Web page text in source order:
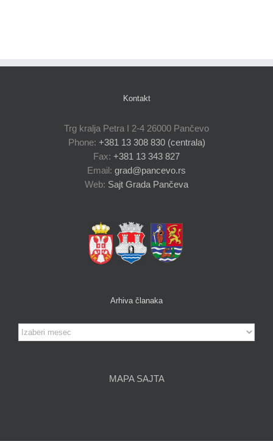
Kontakt
Trg kralja Petra I 2-4 26000 Pančevo
Phone: +381 13 308 830 (centrala)
Fax: +381 13 343 827
Email: grad@pancevo.rs
Web: Sajt Grada Pančeva
Arhiva članaka
Arhiva
članaka
MAPA SAJTA